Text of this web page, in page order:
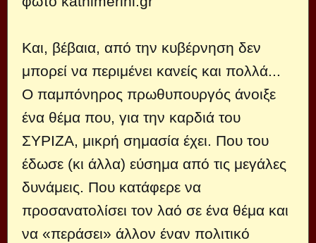
Και, βέβαια, από την κυβέρνηση δεν
μπορεί να περιμένει κανείς και πολλά...
Ο παμπόνηρος πρωθυπουργός άνοιξε
ένα θέμα που, για την καρδιά του
ΣΥΡΙΖΑ, μικρή σημασία έχει. Που του
έδωσε (κι άλλα) εύσημα από τις μεγάλες
δυνάμεις. Που κατάφερε να
προσανατολίσει τον λαό σε ένα θέμα και
να «περάσει» άλλον έναν πολιτικό